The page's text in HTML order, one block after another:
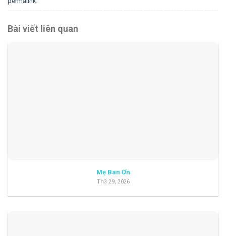
Bài viết liên quan
Mẹ Ban Ơn
Th3 29, 2026